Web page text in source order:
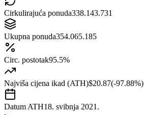
Cirkulirajuća ponuda338.143.731
Ukupna ponuda354.065.185
Circ. postotak95.5%
Najviša cijena ikad (ATH)$20.87(-97.88%)
Datum ATH18. svibnja 2021.